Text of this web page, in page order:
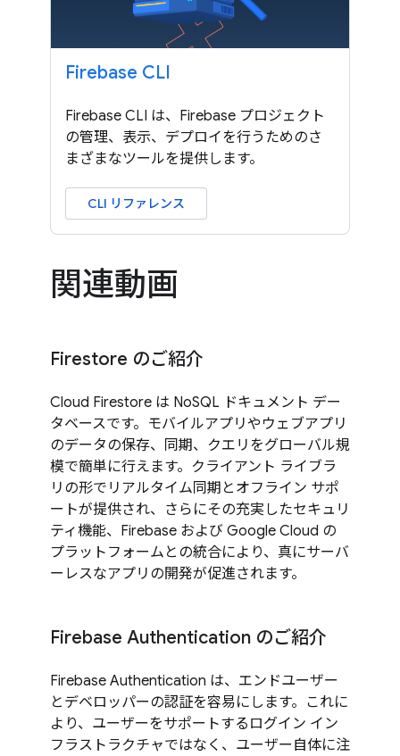
Firebase CLI
Firebase CLI は、Firebase プロジェクト
の管理、表示、デプロイを行うためのさ
まざまなツールを提供します。
CLI リファレンス
関連動画
Firestore のご紹介
Cloud Firestore は NoSQL ドキュメント デー
タベースです。モバイルアプリやウェブアプリ
のデータの保存、同期、クエリをグローバル規
模で簡単に行えます。クライアント ライブラ
リの形でリアルタイム同期とオフライン サポ
ートが提供され、さらにその充実したセキュリ
ティ機能、Firebase および Google Cloud の
プラットフォームとの統合により、真にサーバ
ーレスなアプリの開発が促進されます。
Firebase Authentication のご紹介
Firebase Authentication は、エンドユーザー
とデベロッパーの認証を容易にします。これに
より、ユーザーをサポートするログイン イン
フラストラクチャではなく、ユーザー自体に注